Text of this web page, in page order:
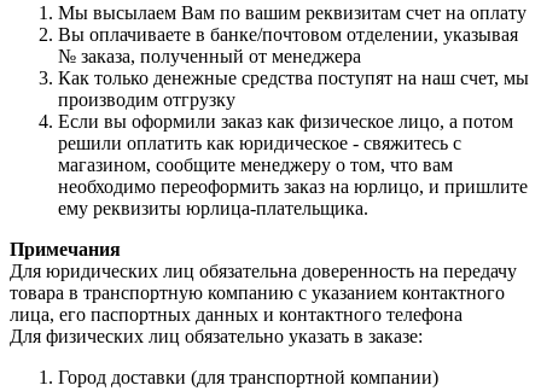
Мы высылаем Вам по вашим реквизитам счет на оплату
Вы оплачиваете в банке/почтовом отделении, указывая
№ заказа, полученный от менеджера
Как только денежные средства поступят на наш счет, мы
производим отгрузку
Если вы оформили заказ как физическое лицо, а потом
решили оплатить как юридическое - свяжитесь с
магазином, сообщите менеджеру о том, что вам
необходимо переоформить заказ на юрлицо, и пришлите
ему реквизиты юрлица-плательщика.
Примечания
Для юридических лиц обязательна доверенность на передачу
товара в транспортную компанию с указанием контактного
лица, его паспортных данных и контактного телефона
Для физических лиц обязательно указать в заказе:
Город доставки (для транспортной компании)